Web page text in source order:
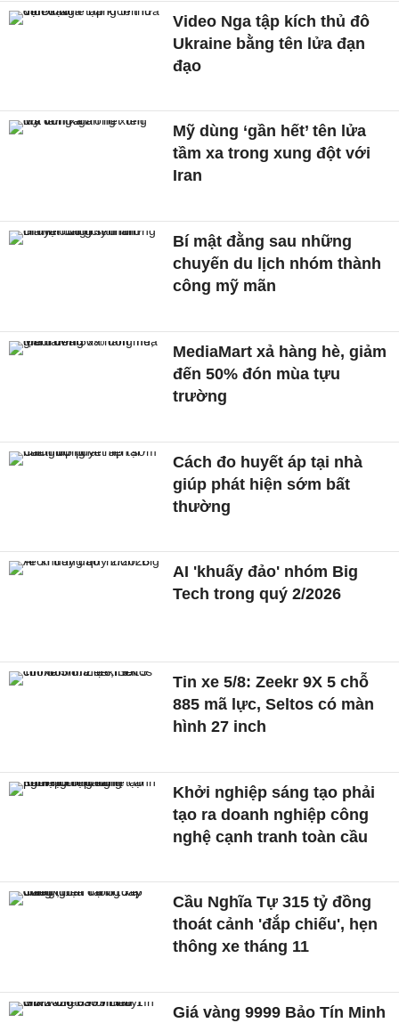
Video Nga tập kích thủ đô
Ukraine bằng tên lửa đạn
đạo
Mỹ dùng ‘gần hết’ tên lửa
tầm xa trong xung đột với
Iran
Bí mật đằng sau những
chuyến du lịch nhóm thành
công mỹ mãn
MediaMart xả hàng hè, giảm
đến 50% đón mùa tựu
trường
Cách đo huyết áp tại nhà
giúp phát hiện sớm bất
thường
AI 'khuấy đảo' nhóm Big
Tech trong quý 2/2026
Tin xe 5/8: Zeekr 9X 5 chỗ
885 mã lực, Seltos có màn
hình 27 inch
Khởi nghiệp sáng tạo phải
tạo ra doanh nghiệp công
nghệ cạnh tranh toàn cầu
Cầu Nghĩa Tự 315 tỷ đồng
thoát cảnh 'đắp chiếu', hẹn
thông xe tháng 11
Giá vàng 9999 Bảo Tín Minh